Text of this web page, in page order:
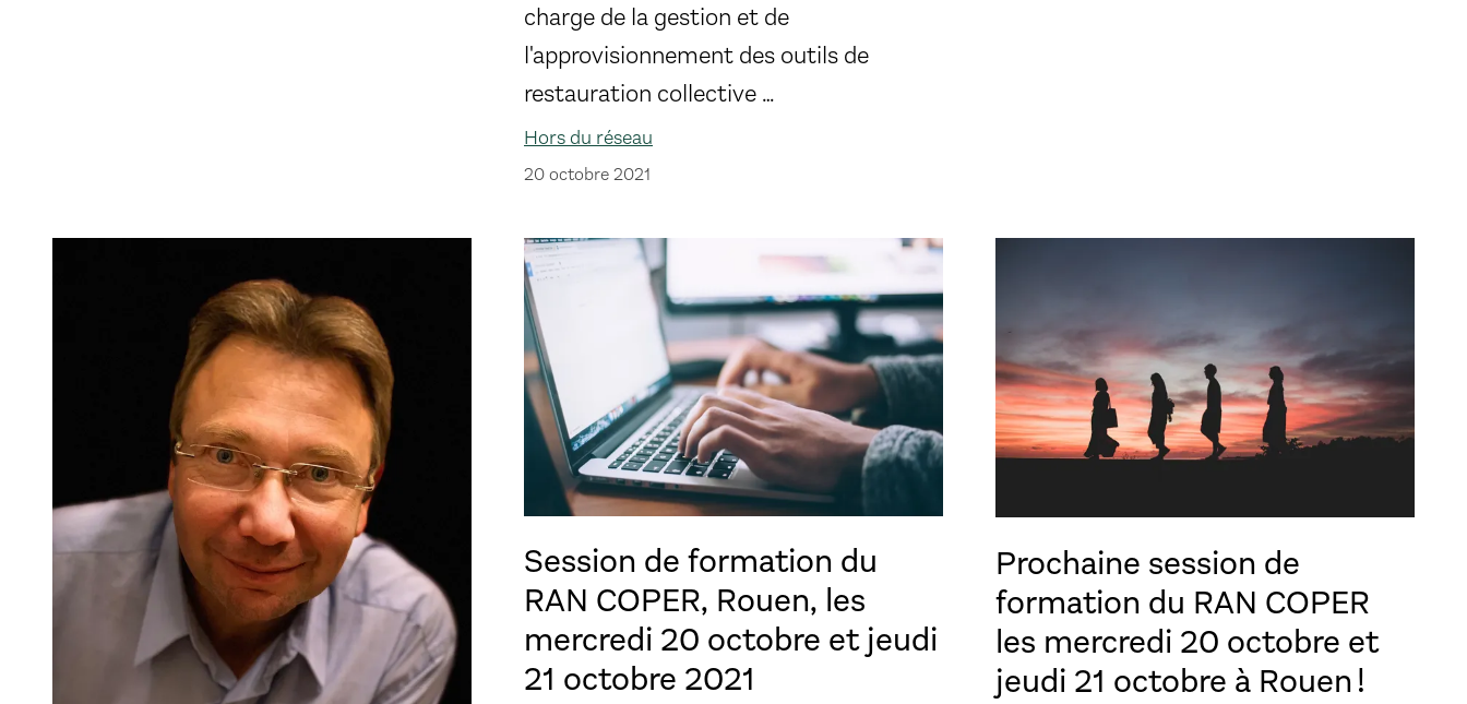
charge de la gestion et de
l'approvisionnement des outils de
restauration collective …
Hors du réseau
20 octobre 2021
Session de formation du
RAN COPER, Rouen, les
mercredi 20 octobre et jeudi
21 octobre 2021
Prochaine session de
formation du RAN COPER
les mercredi 20 octobre et
jeudi 21 octobre à Rouen !